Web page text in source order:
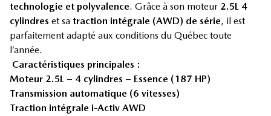
technologie et polyvalence. Grâce à son moteur 2.5L 4
cylindres et sa traction intégrale (AWD) de série, il est
parfaitement adapté aux conditions du Québec toute
l’année.
Caractéristiques principales :
Moteur 2.5L – 4 cylindres – Essence (187 HP)
Transmission automatique (6 vitesses)
Traction intégrale i-Activ AWD